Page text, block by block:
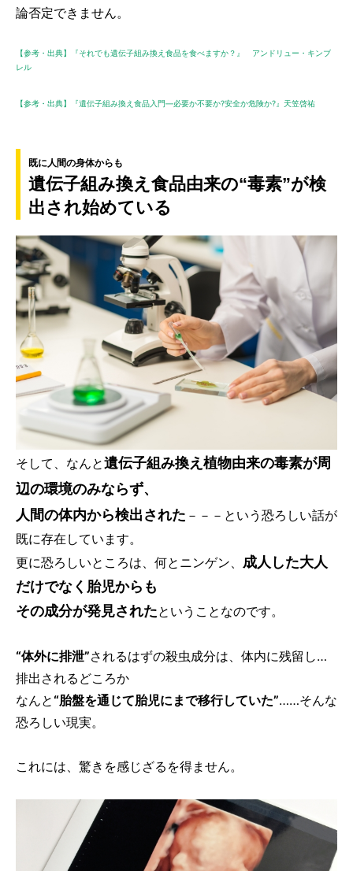
論否定できません。
【参考・出典】『それでも遺伝子組み換え食品を食べますか？』 アンドリュー・キンブ
レル
【参考・出典】『遺伝子組み換え食品入門―必要か不要か?安全か危険か?』天笠啓祐
既に人間の身体からも
遺伝子組み換え食品由来の“毒素”が検
出され始めている
そして、なんと遺伝子組み換え植物由来の毒素が周
辺の環境のみならず、
人間の体内から検出された －－－という恐ろしい話が
既に存在しています。
更に恐ろしいところは、何とニンゲン、 成人した大人
だけでなく胎児からも
その成分が発見されたということなのです。
“体外に排泄”されるはずの殺虫成分は、体内に残留し…
排出されるどころか
なんと“胎盤を通じて胎児にまで移行していた”……そんな
恐ろしい現実。
これには、驚きを感じざるを得ません。